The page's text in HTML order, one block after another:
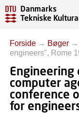
Danmarks
Tekniske
Forside → Bøger →
engineers", Rome
Engineering
computer
conference
for